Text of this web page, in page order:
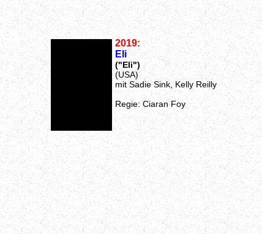
2019:
Eli
("Eli")
(USA)
mit Sadie Sink, Kelly Reilly
Regie: Ciaran Foy